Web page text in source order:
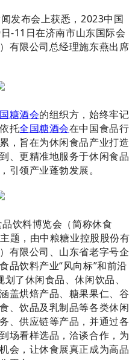
发布会上获悉，2023中国
-11日在济南市山东国际会
有限公司总经理施东燕出席
糖酒会的组织方，始终牢记
托全国糖酒会在中国食品行
，旨在为休闲食品产业打造
、更精准地服务于休闲食品
引领产业蓬勃发展。
饮料博览会（简称休食
题，由中粮糖业控股股份有
有限公司、山东省老字号企
品饮料产业“风向标”和前沿
了休闲食品、休闲饮品、
盖烘焙产品、糖果果仁、谷
、饮品及乳制品等各类休闲
、供应链等产品 ，并通过各
场看样选品，洽谈合作，为
会，让休食展真正成为高品